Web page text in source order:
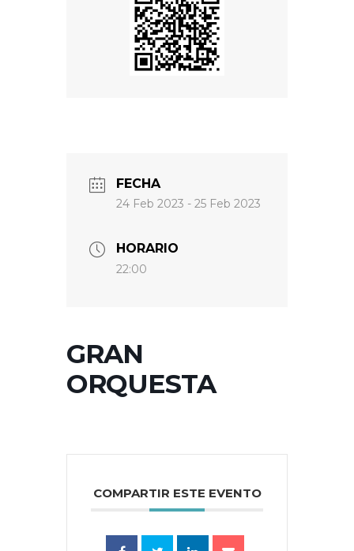
FECHA
24 Feb 2023 - 25 Feb 2023
HORARIO
22:00
GRAN
ORQUESTA
COMPARTIR ESTE EVENTO